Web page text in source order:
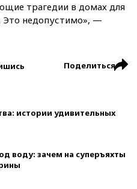
трагедии в домах для
Это недопустимо», —
Поделиться
истории удивительных
воду: зачем на суперъяхты